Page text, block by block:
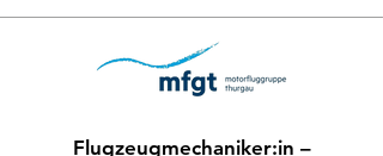
Flugzeugmechaniker:in –